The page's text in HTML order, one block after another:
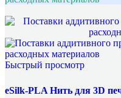
Быстрый просмотр
eSilk-PLA Нить для 3D